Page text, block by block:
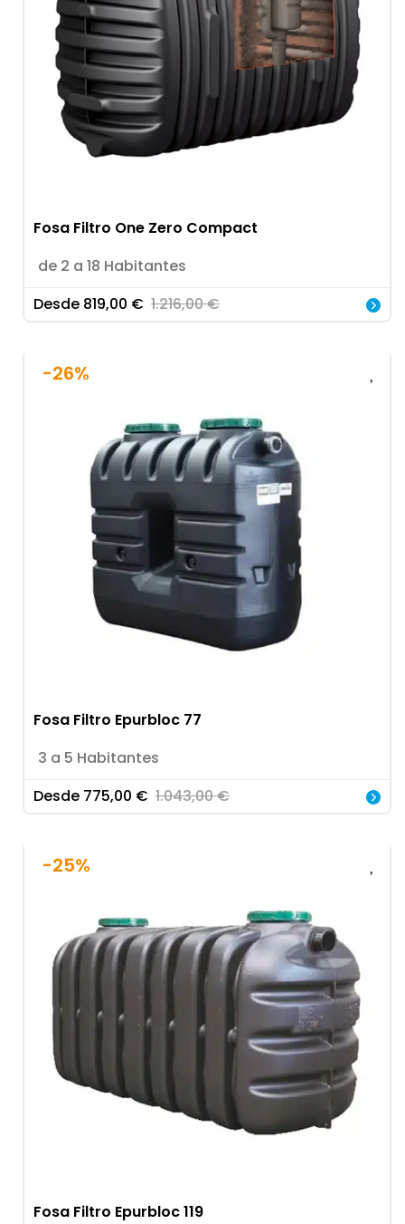
Fosa Filtro One Zero Compact
de 2 a 18 Habitantes
Desde 819,00 € 1.216,00€
-26%
Fosa Filtro Epurbloc 77
3 a 5 Habitantes
Desde 775,00 € 1.043,00€
-25%
Fosa Filtro Epurbloc 119